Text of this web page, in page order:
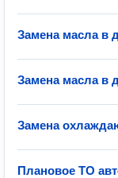
Замена масла в
Замена масла в
Замена
Плановое ТО